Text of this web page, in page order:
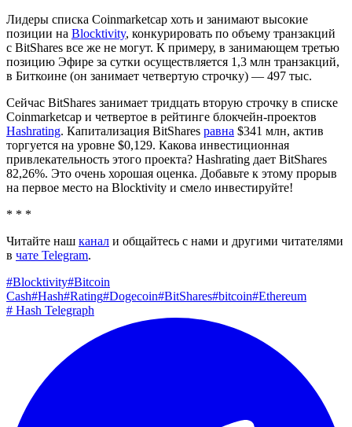
Лидеры списка Coinmarketcap хоть и занимают высокие
позиции на Blocktivity, конкурировать по объему транзакций
с BitShares все же не могут. К примеру, в занимающем третью
позицию Эфире за сутки осуществляется 1,3 млн транзакций,
в Биткоине (он занимает четвертую строчку) — 497 тыс.
Сейчас BitShares занимает тридцать вторую строчку в списке
Coinmarketcap и четвертое в рейтинге блокчейн-проектов
Hashrating. Капитализация BitShares равна $341 млн, актив
торгуется на уровне $0,129. Какова инвестиционная
привлекательность этого проекта? Hashrating дает BitShares
82,26%. Это очень хорошая оценка. Добавьте к этому прорыв
на первое место на Blocktivity и смело инвестируйте!
* * *
Читайте наш канал и общайтесь с нами и другими читателями
в чате Telegram.
#Blocktivity#Bitcoin
Cash#Hash#Rating#Dogecoin#BitShares#bitcoin#Ethereum
# Hash Telegraph